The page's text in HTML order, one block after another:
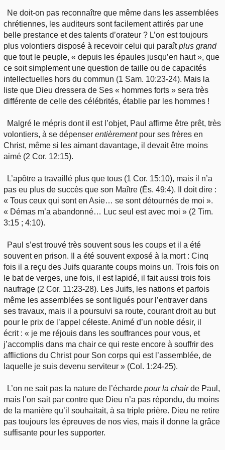
Ne doit-on pas reconnaître que même dans les assemblées
chrétiennes, les auditeurs sont facilement attirés par une
belle prestance et des talents d’orateur ? L’on est toujours
plus volontiers disposé à recevoir celui qui paraîtplus grand
que tout le peuple, « depuis les épaules jusqu’en haut », que
ce soit simplement une question de taille ou de capacités
intellectuelles hors du commun (1 Sam. 10:23-24). Mais la
liste que Dieu dressera de Ses « hommes forts » sera très
différente de celle des célébrités, établie par les hommes !
Malgré le mépris dont il est l’objet, Paul affirme être prêt, très
volontiers, à se dépenser entièrementpour ses frères en
Christ, même si les aimant davantage, il devait être moins
aimé (2 Cor. 12:15).
L’apôtre a travaillé plus que tous (1 Cor. 15:10), mais il n’a
pas eu plus de succès que son Maître (És. 49:4). Il doit dire :
« Tous ceux qui sont en Asie… se sont détournés de moi ».
« Démas m’a abandonné… Luc seul est avec moi » (2 Tim.
3:15 ; 4:10).
Paul s’est trouvé très souvent sous les coups et il a été
souvent en prison. Il a été souvent exposé à la mort : Cinq
fois il a reçu des Juifs quarante coups moins un. Trois fois on
le bat de verges, une fois, il est lapidé, il fait aussi trois fois
naufrage (2 Cor. 11:23-28). Les Juifs, les nations et parfois
même les assemblées se sont ligués pour l’entraver dans
ses travaux, mais il a poursuivi sa route, courant droit au but
pour le prix de l’appel céleste. Animé d’un noble désir, il
écrit : « je me réjouis dans les souffrances pour vous, et
j’accomplis dans ma chair ce qui reste encore à souffrir des
afflictions du Christ pour Son corps qui est l’assemblée, de
laquelle je suis devenu serviteur » (Col. 1:24-25).
L’on ne sait pas la nature de l’échardepourla chairde Paul,
mais l’on sait par contre que Dieu n’a pas répondu, du moins
de la manière qu’il souhaitait, à sa triple prière. Dieu ne retire
pas toujours les épreuves de nos vies, mais il donne la grâce
suffisante pour les supporter.